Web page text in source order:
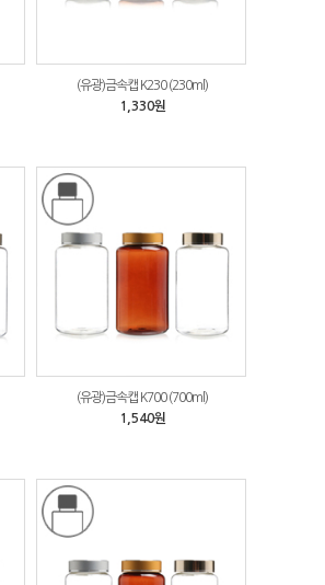
(유광)금속캡 K230 (230ml)
1,330원
(유광)금속캡 K700 (700ml)
1,540원